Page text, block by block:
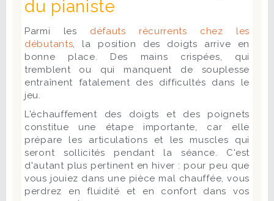
du pianiste
Parmi les défauts récurrents chez les
débutants, la position des doigts arrive en
bonne place. Des mains crispées, qui
tremblent ou qui manquent de souplesse
entraînent fatalement des difficultés dans le
jeu.
L'échauffement des doigts et des poignets
constitue une étape importante, car elle
prépare les articulations et les muscles qui
seront sollicités pendant la séance. C'est
d'autant plus pertinent en hiver : pour peu que
vous jouiez dans une pièce mal chauffée, vous
perdrez en fluidité et en confort dans vos